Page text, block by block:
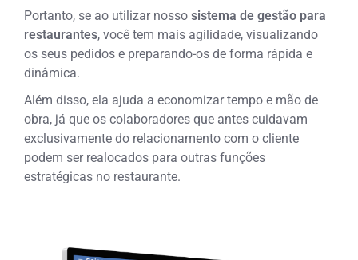
Portanto, se ao utilizar nossosistema de gestão para
restaurantes, você tem mais agilidade, visualizando
os seus pedidos e preparando-os de forma rápida e
dinâmica.
Além disso, ela ajuda a economizar tempo e mão de
obra, já que os colaboradores que antes cuidavam
exclusivamente do relacionamento com o cliente
podem ser realocados para outras funções
estratégicas no restaurante.